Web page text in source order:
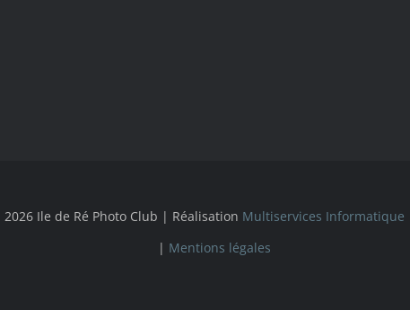
Ile de Ré Photo Club | Réalisation Multiservices Informatique
| Mentions légales